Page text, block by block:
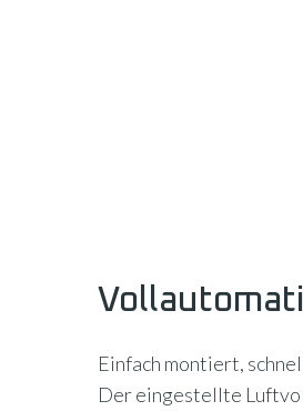
Einfach montiert,
Der eingestellte